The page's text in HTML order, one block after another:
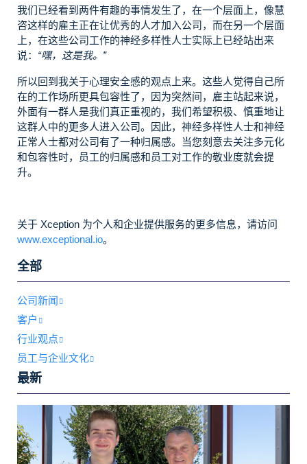
我们已经看到两件有趣的事情发生了，在一个层面上，像慧
咨这样的雇主正在让优秀的人才加入公司，而在另一个层面
上，在这些公司工作的神经多样性人士实际上已经站出来
说： “嘿，这是我。”
所以回到我关于心理安全感的观点上来。这些人觉得自己所
在的工作场所更具包容性了，因为突然间，雇主站起来说，
外面有一群人是我们真正重视的，我们希望积极、慎重地让
这群人中的更多人进入公司。因此，神经多样性人士和神经
正常人士都对公司有了一种归属感。当您刻意去关注多元化
和包容性时，员工的归属感和员工对工作的敬业度就会提
升。
关于 Xception 为个人和企业提供服务的更多信息，请访问
www.exceptional.io。
全部
公司新闻
客户
行业观点
员工与企业文化
最新